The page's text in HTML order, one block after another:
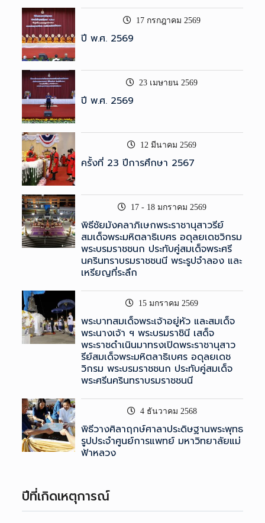
17 กรกฎาคม 2569
ปี พ.ศ. 2569
23 เมษายน 2569
ปี พ.ศ. 2569
12 มีนาคม 2569
ครั้งที่ 23 ปีการศึกษา 2567
17 - 18 มกราคม 2569
พิธีชัยมังคลาภิเษกพระราชานุสาวรีย์
สมเด็จพระมหิตลาธิเบศร อดุลยเดชวิกรม
พระบรมราชชนก ประทับคู่สมเด็จพระศรี
นครินทราบรมราชชนนี พระรูปจำลอง และ
เหรียญที่ระลึก
15 มกราคม 2569
พระบาทสมเด็จพระเจ้าอยู่หัว และสมเด็จ
พระนางเจ้า ฯ พระบรมราชินี เสด็จ
พระราชดำเนินมาทรงเปิดพระราชานุสาว
รีย์สมเด็จพระมหิตลาธิเบศร อดุลยเดช
วิกรม พระบรมราชชนก ประทับคู่สมเด็จ
พระศรีนครินทราบรมราชชนนี
4 ธันวาคม 2568
พิธีวางศิลาฤกษ์ศาลาประดิษฐานพระพุทธ
รูปประจำศูนย์การแพทย์ มหาวิทยาลัยแม่
ฟ้าหลวง
ปีที่เกิดเหตุการณ์